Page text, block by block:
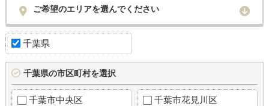
ご希望のエリアを選んでください
千葉県
千葉県の市区町村を選択
千葉市中央区 千葉市花見川区